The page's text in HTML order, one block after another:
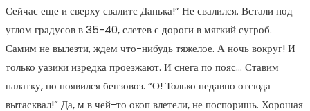
Сейчас еще и сверху свалитс Данька!” Не свалился. Встали под
углом градусов в 35-40, слетев с дороги в мягкий сугроб.
Самим не вылезти, ждем что-нибудь тяжелое. А ночь вокруг! И
только уазики изредка проезжают. И снега по пояс… Ставим
палатку, но появился бензовоз. “О! Только недавно отсюда
вытасквал!” Да, м в чей-то окоп влетели, не поспоришь. Хорошая